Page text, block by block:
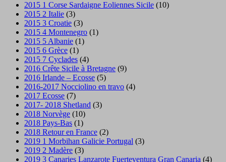
2015 1 Corse Sardaigne Eoliennes Sicile (10)
2015 2 Italie (3)
2015 3 Croatie (3)
2015 4 Montenegro (1)
2015 5 Albanie (1)
2015 6 Grèce (1)
2015 7 Cyclades (4)
2016 Crête Sicile à Bretagne (9)
2016 Irlande – Ecosse (5)
2016-2017 Nocciolino en travo (4)
2017 Ecosse (7)
2017- 2018 Shetland (3)
2018 Norvège (10)
2018 Pays-Bas (1)
2018 Retour en France (2)
2019 1 Morbihan Galicie Portugal (3)
2019 2 Madère (3)
2019 3 Canaries Lanzarote Fuerteventura Gran Canaria (4)